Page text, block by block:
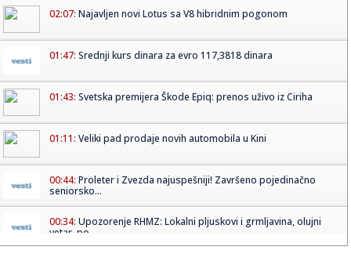
02:07: Najavljen novi Lotus sa V8 hibridnim pogonom
01:47: Srednji kurs dinara za evro 117,3818 dinara
01:43: Svetska premijera Škode Epiq: prenos uživo iz Ciriha
01:11: Veliki pad prodaje novih automobila u Kini
00:44: Proleter i Zvezda najuspešniji! Završeno pojedinačno
seniorsko...
00:34: Upozorenje RHMZ: Lokalni pljuskovi i grmljavina, olujni
vetar, po...